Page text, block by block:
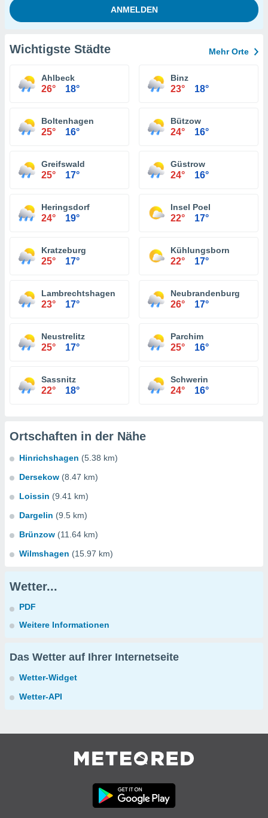
Wichtigste Städte Mehr Orte
Ahlbeck
26° 18°
Binz
23° 18°
Boltenhagen
25° 16°
Bützow
24° 16°
Greifswald
25° 17°
Güstrow
24° 16°
Heringsdorf
24° 19°
Insel Poel
22° 17°
Kratzeburg
25° 17°
Kühlungsborn
22° 17°
Lambrechtshagen
23° 17°
Neubrandenburg
26° 17°
Neustrelitz
25° 17°
Parchim
25° 16°
Sassnitz
22° 18°
Schwerin
24° 16°
Ortschaften in der Nähe
Hinrichshagen (5.38 km)
Dersekow (8.47 km)
Loissin (9.41 km)
Dargelin (9.5 km)
Brünzow (11.64 km)
Wilmshagen (15.97 km)
Wetter...
PDF
Weitere Informationen
Das Wetter auf Ihrer Internetseite
Wetter-Widget
Wetter-API